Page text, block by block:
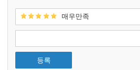
매우만족
등록